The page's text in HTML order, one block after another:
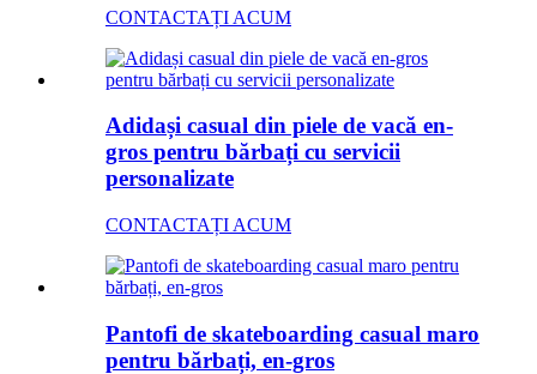
CONTACTAȚI ACUM
Adidași casual din piele de vacă en-
gros pentru bărbați cu servicii
personalizate
CONTACTAȚI ACUM
Pantofi de skateboarding casual maro
pentru bărbați, en-gros